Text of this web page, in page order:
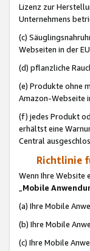
Lizenz zur
Unternehmens
(c)
Webseiten in der
(d) pflanzliche
(e) Produkte ohne
Amazon-Webseite
(f) jedes Produkt
erhältst eine
Central
Richtlinie
Wenn Ihre
„Mobile
(a) Ihre Mobile
(b) Ihre Mobile
(c) Ihre Mobile